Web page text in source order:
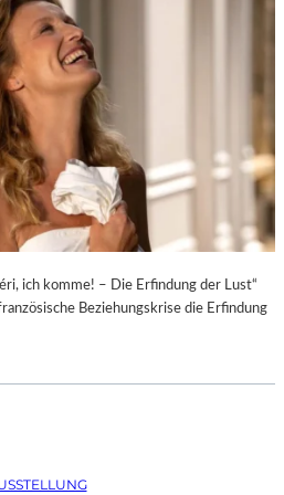
K
Ü
N
S
L
E
R
T
E
R
ich komme! – Die Erfindung der Lust“
Beziehungskrise die Erfindung